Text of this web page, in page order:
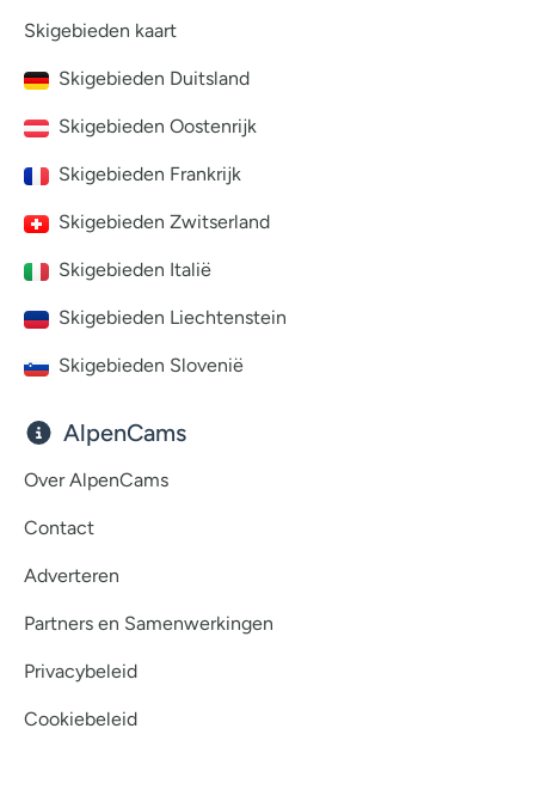
Skigebieden kaart
Skigebieden Duitsland
Skigebieden Oostenrijk
Skigebieden Frankrijk
Skigebieden Zwitserland
Skigebieden Italië
Skigebieden Liechtenstein
Skigebieden Slovenië
AlpenCams
Over AlpenCams
Contact
Adverteren
Partners en Samenwerkingen
Privacybeleid
Cookiebeleid